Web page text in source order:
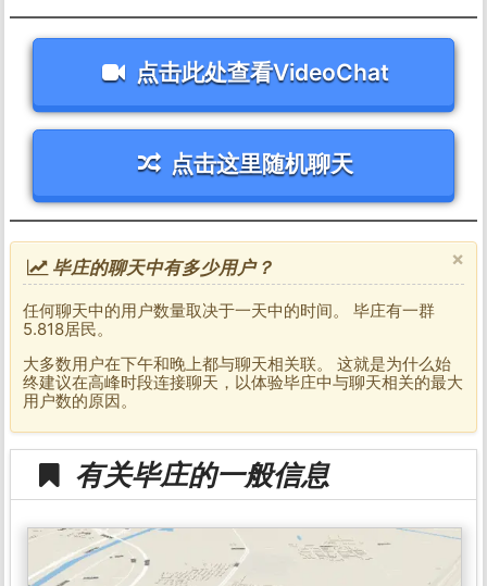
点击此处查看VideoChat
点击这里随机聊天
×
毕庄的聊天中有多少用户？
任何聊天中的用户数量取决于一天中的时间。 毕庄有一群
5.818居民。
大多数用户在下午和晚上都与聊天相关联。 这就是为什么始
终建议在高峰时段连接聊天，以体验毕庄中与聊天相关的最大
用户数的原因。
有关毕庄的一般信息